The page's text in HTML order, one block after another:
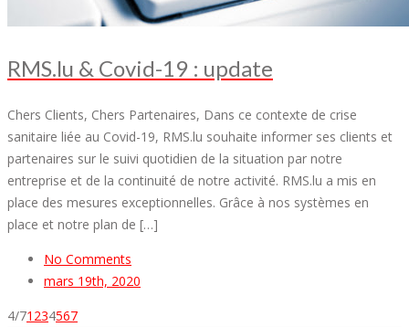
RMS.lu & Covid-19 : update
Chers Clients, Chers Partenaires, Dans ce contexte de crise
sanitaire liée au Covid-19, RMS.lu souhaite informer ses clients et
partenaires sur le suivi quotidien de la situation par notre
entreprise et de la continuité de notre activité. RMS.lu a mis en
place des mesures exceptionnelles. Grâce à nos systèmes en
place et notre plan de […]
No Comments
mars 19th, 2020
4/71 234567